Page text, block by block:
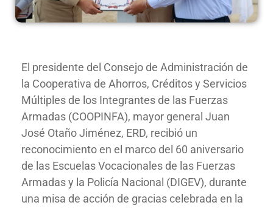
El presidente del Consejo de Administración de
la Cooperativa de Ahorros, Créditos y Servicios
Múltiples de los Integrantes de las Fuerzas
Armadas (COOPINFA), mayor general Juan
José Otaño Jiménez, ERD, recibió un
reconocimiento en el marco del 60 aniversario
de las Escuelas Vocacionales de las Fuerzas
Armadas y la Policía Nacional (DIGEV), durante
una misa de acción de gracias celebrada en la